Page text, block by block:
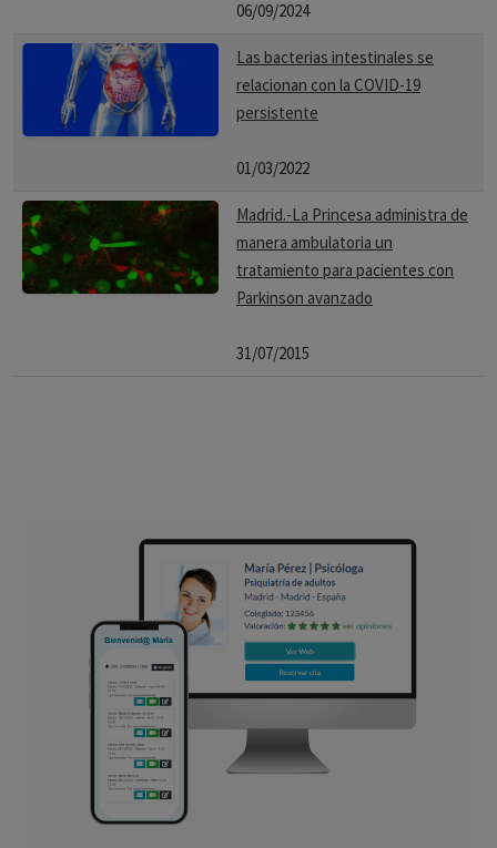
06/09/2024
Las bacterias intestinales se
relacionan con la COVID-19
persistente
01/03/2022
Madrid.-La Princesa administra de
manera ambulatoria un
tratamiento para pacientes con
Parkinson avanzado
31/07/2015